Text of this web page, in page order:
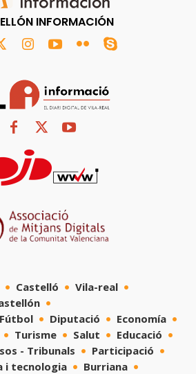
INFORMACIÓN
Castelló
Vila-real
Diputació
Economía
Turisme Salut
Educació
- Tribunals
Participació
i tecnologia
Burriana